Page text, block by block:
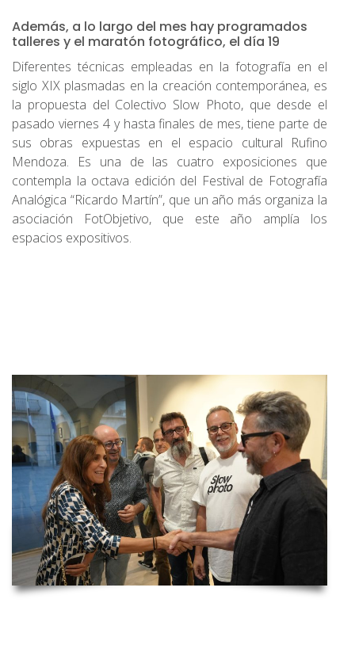
Además, a lo largo del mes hay programados
talleres y el maratón fotográfico, el día 19
Diferentes técnicas empleadas en la fotografía en el
siglo XIX plasmadas en la creación contemporánea, es
la propuesta del Colectivo Slow Photo, que desde el
pasado viernes 4 y hasta finales de mes, tiene parte de
sus obras expuestas en el espacio cultural Rufino
Mendoza. Es una de las cuatro exposiciones que
contempla la octava edición del Festival de Fotografía
Analógica “Ricardo Martín”, que un año más organiza la
asociación FotObjetivo, que este año amplía los
espacios expositivos.